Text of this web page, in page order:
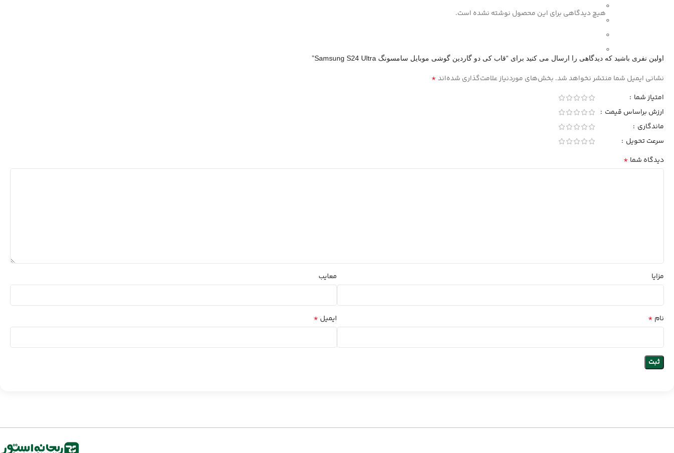
0
0
0
0
هیچ دیدگاهی برای این محصول نوشته نشده است.
اولین نفری باشید که دیدگاهی را ارسال می کنید برای “قاب کی دو گاردین گوشی موبایل سامسونگ Samsung S24 Ultra”
نشانی ایمیل شما منتشر نخواهد شد. بخش‌های موردنیاز علامت‌گذاری شده‌اند*
امتیاز شما
ارزش براساس قیمت
ماندگاری
سرعت تحویل
دیدگاه شما *
مزایا معایب
نام * ایمیل *